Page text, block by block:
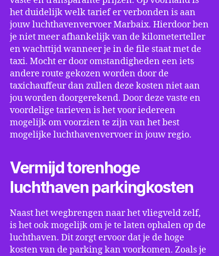
het duidelijk welk tarief er verbonden is aan
jouw luchthavenvervoer Marbaix. Hierdoor ben
je niet meer afhankelijk van de kilometerteller
en wachttijd wanneer je in de file staat met de
taxi. Mocht er door omstandigheden een iets
andere route gekozen worden door de
taxichauffeur dan zullen deze kosten niet aan
jou worden doorgerekend. Door deze vaste en
voordelige tarieven is het voor iedereen
mogelijk om voorzien te zijn van het best
mogelijke luchthavenvervoer in jouw regio.
Vermijd torenhoge
luchthaven parkingkosten
Naast het wegbrengen naar het vliegveld zelf,
is het ook mogelijk om je te laten ophalen op de
luchthaven. Dit zorgt ervoor dat je de hoge
kosten van de parking kan voorkomen. Zoals je